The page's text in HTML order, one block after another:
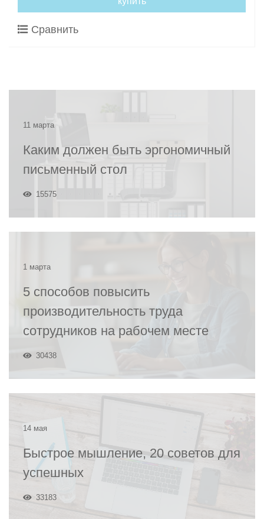
Сравнить
11 марта
Каким должен быть эргономичный
письменный стол
15575
1 марта
5 способов повысить
производительность труда
сотрудников на рабочем месте
30438
14 мая
Быстрое мышление, 20 советов для
успешных
33183